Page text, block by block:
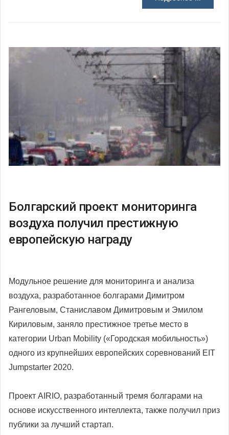
Болгарский проект мониторинга
воздуха получил престижную
европейскую награду
Модульное решение для мониторинга и анализа
воздуха, разработанное болгарами Димитром
Рангеловым, Станиславом Димитровым и Эмилом
Кириловым, заняло престижное третье место в
категории Urban Mobility («Городская мобильность»)
одного из крупнейших европейских соревнований EIT
Jumpstarter 2020.
Проект AIRIO, разработанный тремя болгарами на
основе искусственного интеллекта, также получил приз
публики за лучший стартап.